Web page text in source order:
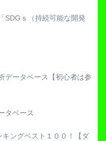
SDGｓ（持続可能な開発
データベース【初心者は参
タベース
キングベスト１００！【ダ